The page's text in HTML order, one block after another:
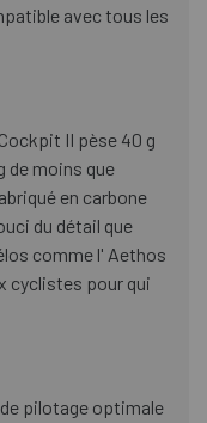
avec tous les
II pèse 40 g
de moins que
en carbone
du détail que
comme l' Aethos
cyclistes pour qui
pilotage optimale